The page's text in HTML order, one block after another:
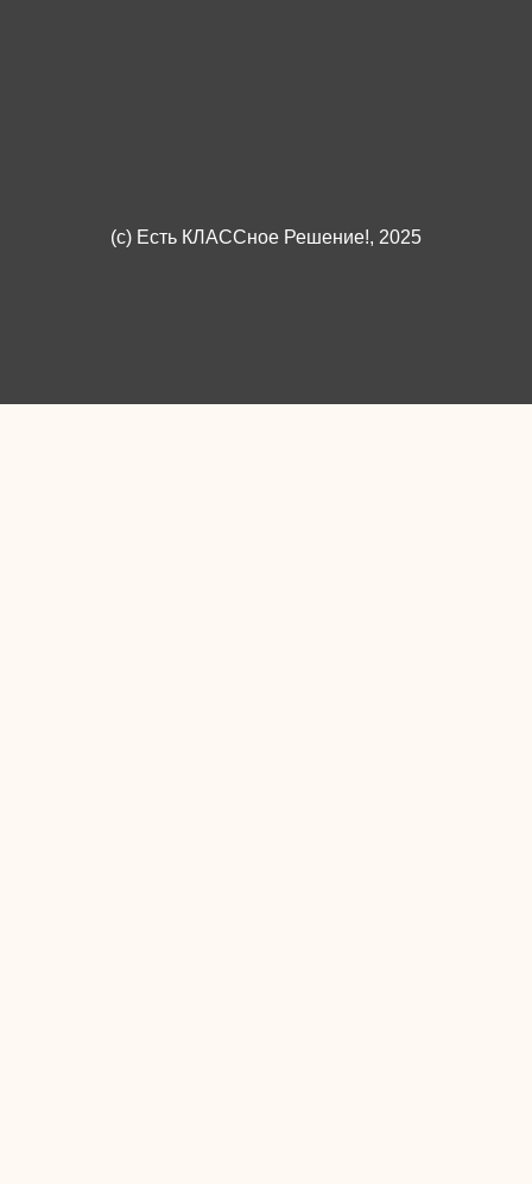
(c) Есть КЛАССное Решение!, 2025